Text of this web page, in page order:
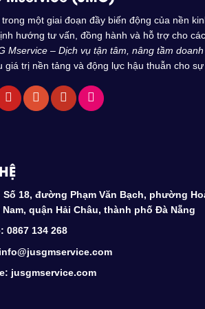
một giai đoạn đầy biến động của nền
hướng tư vấn, đồng hành và hỗ trợ cho
Mservice – Dịch vụ tận tâm, nâng tầm
giá trị nền tảng và động lực hậu thuẫn cho
Số 18, đường Phạm Văn Bạch, phường
quận Hải Châu, thành phố Đà Nẵng
0867 134 268
jusgmservice.com